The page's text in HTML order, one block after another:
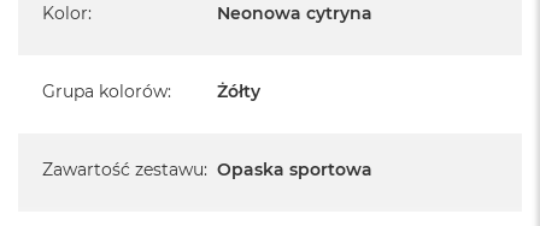
Kolor: Neonowa cytryna
Grupa kolorów: Żółty
Zawartość zestawu: Opaska sportowa